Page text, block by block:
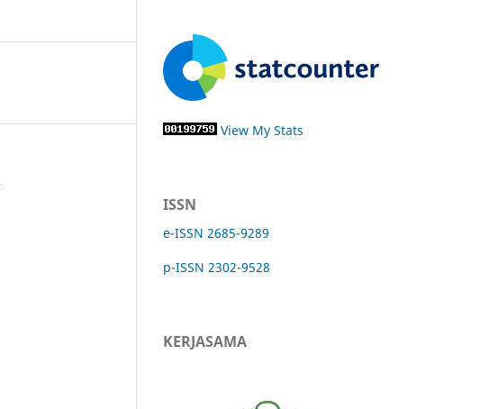
View My Stats
ISSN
e-ISSN 2685-9289
p-ISSN 2302-9528
KERJASAMA